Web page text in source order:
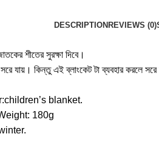
DESCRIPTION REVIEWS (0)
শীতের সুরক্ষা দিবে।
যায়। কিন্তু এই ব্লাংকেট টা ব্যবহার করলে
blanket.
180g